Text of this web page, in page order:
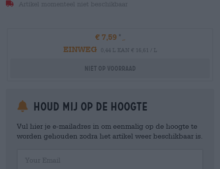
Artikel momenteel niet beschikbaar
€ 7,59
EINWEG
0,44 L KAN € 16,61 / L
Niet op voorraad
Houd mij op de hoogte
Vul hier je e-mailadres in om eenmalig op de hoogte te
worden gehouden zodra het artikel weer beschikbaar is.